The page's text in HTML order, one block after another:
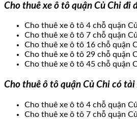
Cho thuê xe ô tô quận Củ Chi đi
Cho thuê xe ô tô 4 chỗ quận
Cho thuê xe ô tô 7 chỗ quận
Cho thuê xe ô tô 16 chỗ quận
Cho thuê xe ô tô 29 chỗ quận
Cho thuê xe ô tô 45 chỗ quận
Cho thuê ô tô quận Củ Chi có tài
Cho thuê xe ô tô 4 chỗ quận
Cho thuê xe ô tô 7 chỗ quận